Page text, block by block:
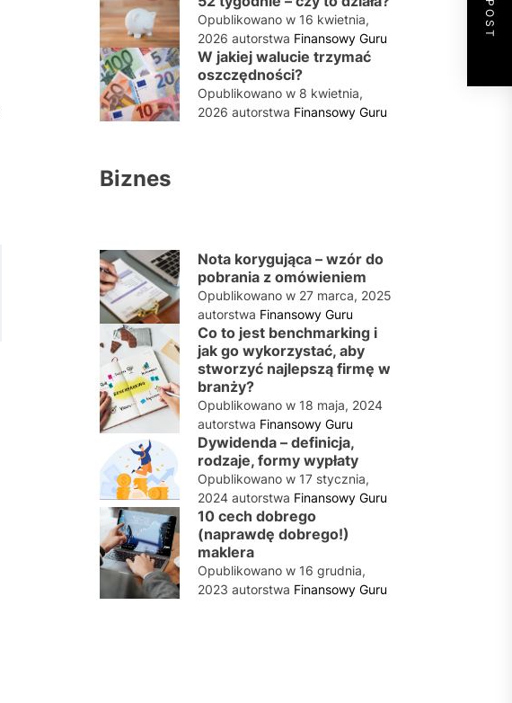
Opublikowano w 16 kwietnia,
2026 autorstwa Finansowy Guru
W jakiej walucie trzymać
oszczędności?
Opublikowano w 8 kwietnia,
2026 autorstwa Finansowy Guru
Biznes
Nota korygująca – wzór do
pobrania z omówieniem
Opublikowano w 27 marca, 2025
autorstwa Finansowy Guru
Co to jest benchmarking i
jak go wykorzystać, aby
stworzyć najlepszą firmę w
branży?
Opublikowano w 18 maja, 2024
autorstwa Finansowy Guru
Dywidenda – definicja,
rodzaje, formy wypłaty
Opublikowano w 17 stycznia,
2024 autorstwa Finansowy Guru
10 cech dobrego
(naprawdę dobrego!)
maklera
Opublikowano w 16 grudnia,
2023 autorstwa Finansowy Guru